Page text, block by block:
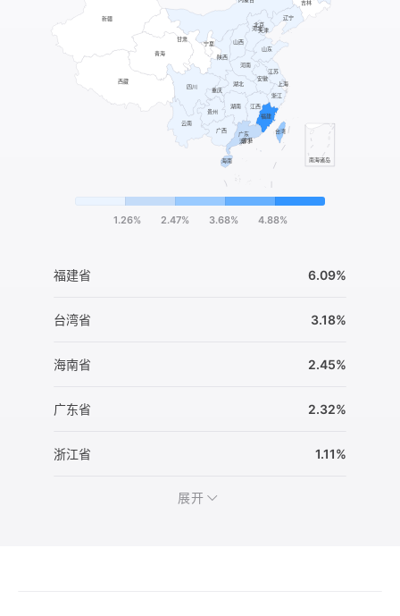
1.26% 2.47% 3.68% 4.88%
福建省 6.09%
台湾省 3.18%
海南省 2.45%
广东省 2.32%
浙江省 1.11%
展开